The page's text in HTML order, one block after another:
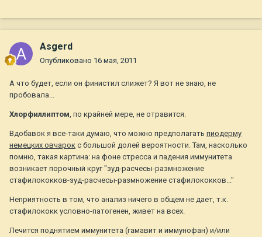
Asgerd
Опубликовано 16 мая, 2011
А что будет, если он финистил слижет? Я вот не знаю, не
пробовала...
Хлорфиллиптом, по крайней мере, не отравится.
Вдобавок я все-таки думаю, что можно предполагать пиодерму
немецких овчарок с большой долей вероятности. Там, насколько
помню, такая картина: на фоне стресса и падения иммунитета
возникает порочный круг "зуд-расчесы-размножение
стафилококков-зуд-расчесы-размножение стафилококков..."
Неприятность в том, что анализ ничего в общем не дает, т.к.
стафилококк условно-патогенен, живет на всех.
Лечится поднятием иммунитета (гамавит и иммунофан) и/или